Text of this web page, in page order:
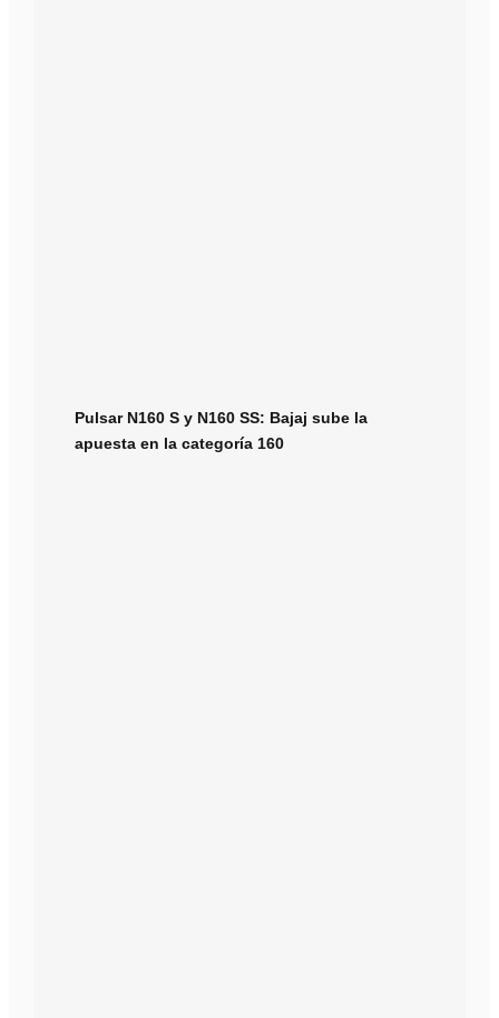
Pulsar N160 S y N160 SS: Bajaj sube la
apuesta en la categoría 160